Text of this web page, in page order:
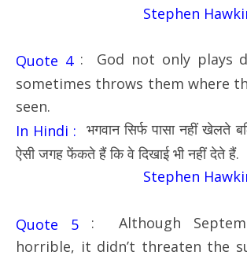
Stephen
Quote 4 : God not only plays
sometimes throws them where
seen.
In Hindi : भगवान सिर्फ पासा नहीं खेलते
ऐसी जगह फेंकते हैं कि वे दिखाई भी नहीं देते हैं.
Stephen
Quote 5 : Although
horrible, it didn’t threaten the